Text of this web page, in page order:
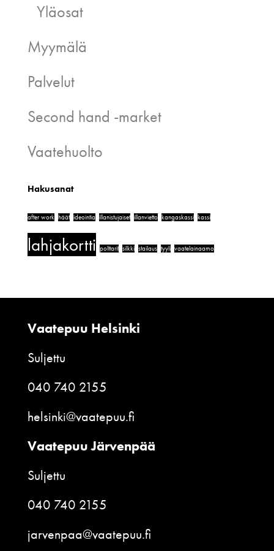
Yläosat
Myymälä
Palvelut
Second hand -market
Vaatehuolto
Hakusanat
after work häät ideointia illanistujaiset illanvietto kangaskassi kassi
lahjakortti polttarit silkki stailaus tyyli vaatelainaamo
Vaatepuu Helsinki
Suljettu
040 740 2155
helsinki@vaatepuu.fi
Vaatepuu Järvenpää
Suljettu
040 740 2155
jarvenpaa@vaatepuu.fi